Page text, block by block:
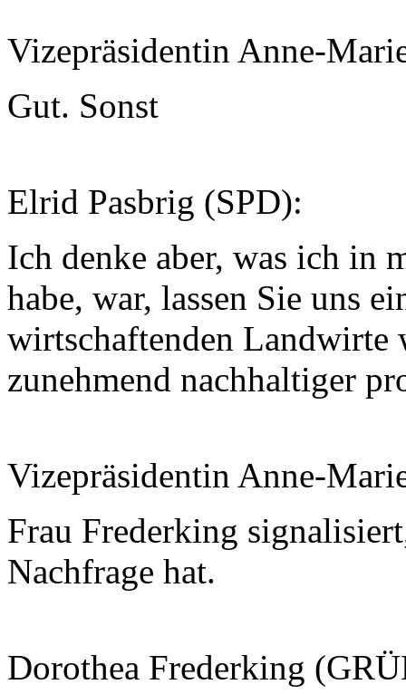
Vizepräsidentin Anne-
Gut. Sonst
Elrid Pasbrig (SPD):
Ich denke aber, was ich in
habe, war, lassen Sie uns
wirtschaftenden Landwirte
zunehmend nachhaltiger
Vizepräsidentin Anne-
Frau Frederking
Nachfrage hat.
Dorothea Frederking